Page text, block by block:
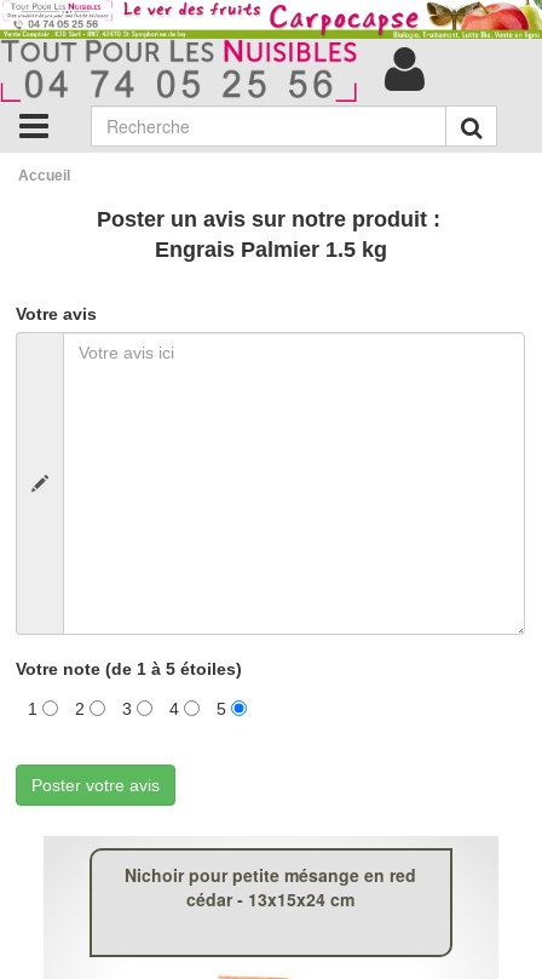
Accueil
Poster un avis sur notre produit :
Engrais Palmier 1.5 kg
Votre avis
Votre note (de 1 à 5 étoiles)
1 2 3 4 5
Poster votre avis
Nichoir pour petite mésange en red
cédar - 13x15x24 cm